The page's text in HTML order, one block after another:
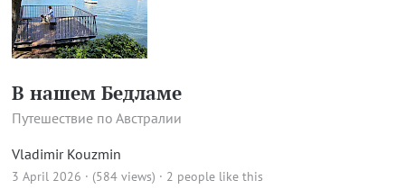
В нашем Бедламе
Путешествие по Австралии
Vladimir Kouzmin
3 April 2026 · (584 views) · 2 people like this